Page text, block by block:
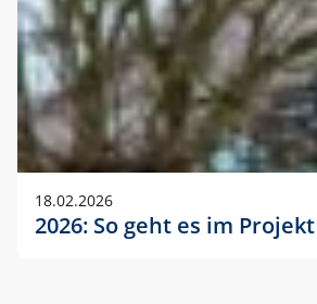
18.02.2026
2026: So geht es im